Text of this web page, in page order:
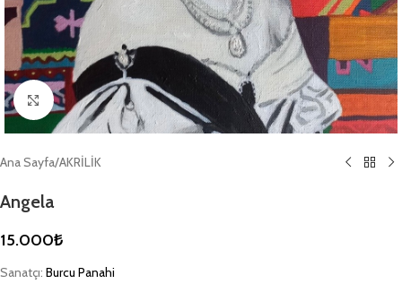
Büyütmek için tıklayın
Ana Sayfa/AKRİLİK
Angela
15.000₺
Sanatçı: Burcu Panahi